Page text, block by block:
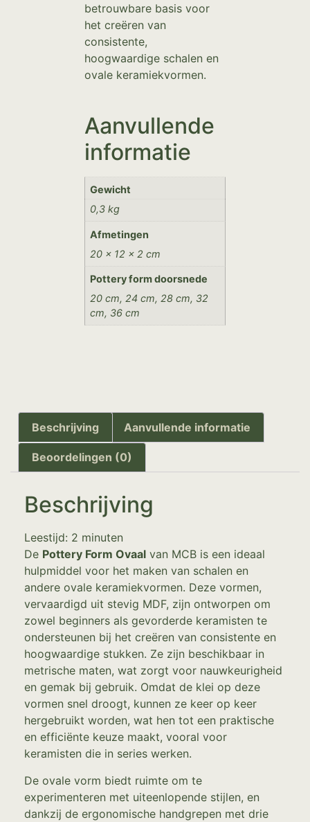
betrouwbare basis voor
het creëren van
consistente,
hoogwaardige schalen en
ovale keramiekvormen.
Aanvullende
informatie
Gewicht
0,3 kg
Afmetingen
20 × 12 × 2 cm
Pottery form doorsnede
20 cm, 24 cm, 28 cm, 32
cm, 36 cm
Beschrijving Aanvullende informatie
Beoordelingen (0)
Beschrijving
Leestijd: 2 minuten
De Pottery Form Ovaal van MCB is een ideaal
hulpmiddel voor het maken van schalen en
andere ovale keramiekvormen. Deze vormen,
vervaardigd uit stevig MDF, zijn ontworpen om
zowel beginners als gevorderde keramisten te
ondersteunen bij het creëren van consistente en
hoogwaardige stukken. Ze zijn beschikbaar in
metrische maten, wat zorgt voor nauwkeurigheid
en gemak bij gebruik. Omdat de klei op deze
vormen snel droogt, kunnen ze keer op keer
hergebruikt worden, wat hen tot een praktische
en efficiënte keuze maakt, vooral voor
keramisten die in series werken.
De ovale vorm biedt ruimte om te
experimenteren met uiteenlopende stijlen, en
dankzij de ergonomische handgrepen met drie